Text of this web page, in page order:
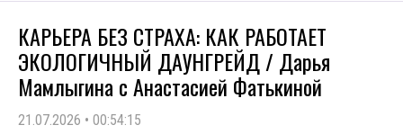
КАРЬЕРА БЕЗ СТРАХА: КАК РАБОТАЕТ
ЭКОЛОГИЧНЫЙ ДАУНГРЕЙД / Дарья
Мамлыгина с Анастасией Фатькиной
21.07.2026 • 00:54:15